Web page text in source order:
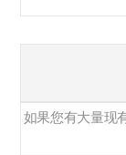
如果您有大量现